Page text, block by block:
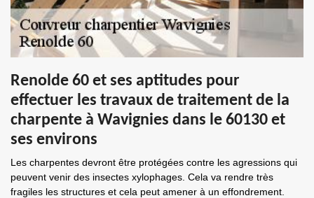
Renolde 60 et ses aptitudes pour
effectuer les travaux de traitement de la
charpente à Wavignies dans le 60130 et
ses environs
Les charpentes devront être protégées contre les agressions qui
peuvent venir des insectes xylophages. Cela va rendre très
fragiles les structures et cela peut amener à un effondrement.